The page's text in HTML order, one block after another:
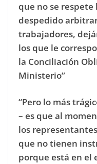
que no se respete
despedido
trabajadores,
los que le
la Conciliación
Ministerio”
“Pero lo más
– es que al
los
que no tienen
porque está en el